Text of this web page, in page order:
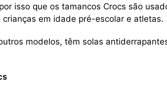
isso que os tamancos Crocs são
em idade pré-escolar e atletas.
modelos, têm solas